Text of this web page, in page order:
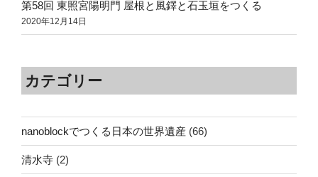
第58回 東照宮陽明門 屋根と風鐸と石玉垣をつくる
2020年12月14日
カテゴリー
nanoblockでつくる日本の世界遺産 (66)
清水寺 (2)